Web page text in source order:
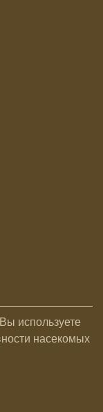
используете
насекомых